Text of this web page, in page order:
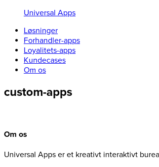
Universal Apps
Løsninger
Forhandler-apps
Loyalitets-apps
Kundecases
Om os
custom-apps
Om os
Universal Apps er et kreativt interaktivt